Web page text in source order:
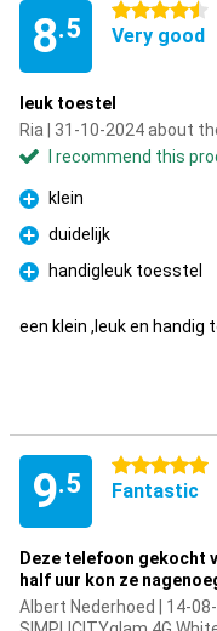
8.5
4.5 stars
Very good
leuk toestel
Ria | 31-10-2024 about
I recommend this
Pro
klein
Pro
duidelijk
Pro
handigleuk toesstel
een klein ,leuk en handig
9.5
5 stars
Fantastic
Deze telefoon gekocht
half uur kon ze
Albert Nederhoed | 14-